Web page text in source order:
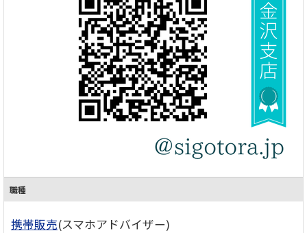
職種
携帯販売(スマホアドバイザー)